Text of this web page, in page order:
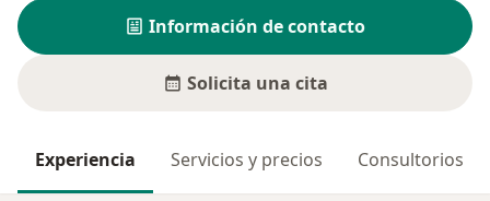
Información de contacto
Solicita una cita
Experiencia Servicios y precios Consultorios